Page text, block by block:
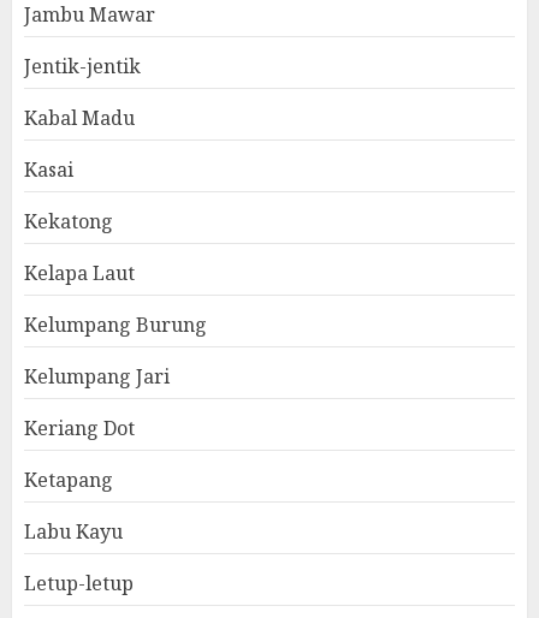
Jambu Mawar
Jentik-jentik
Kabal Madu
Kasai
Kekatong
Kelapa Laut
Kelumpang Burung
Kelumpang Jari
Keriang Dot
Ketapang
Labu Kayu
Letup-letup